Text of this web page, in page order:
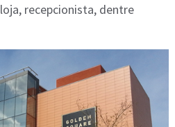
recepcionista, dentre